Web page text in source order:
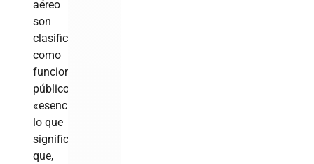
aéreo
son
clasificados
como
funcionarios
públicos
«esenciales»,
lo que
significa
que,